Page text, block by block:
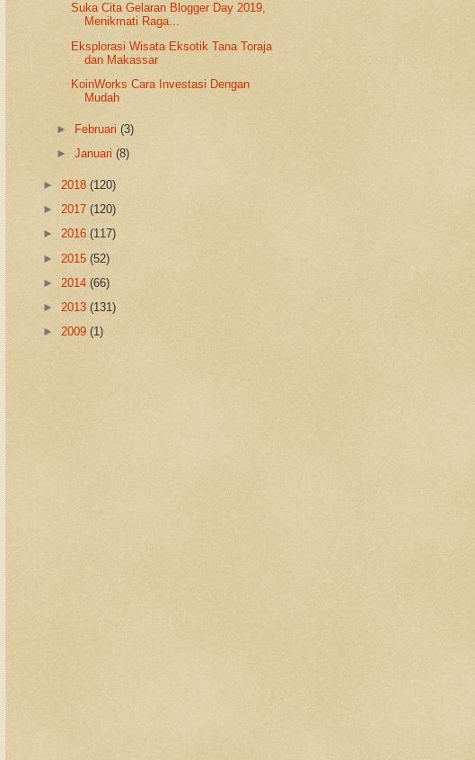
Suka Cita Gelaran Blogger Day 2019,
Menikmati Raga...
Eksplorasi Wisata Eksotik Tana Toraja
dan Makassar
KoinWorks Cara Investasi Dengan
Mudah
► Februari(3)
►Januari(8)
► 2018 (120)
► 2017 (120)
► 2016 (117)
► 2015 (52)
► 2014 (66)
► 2013 (131)
► 2009 (1)